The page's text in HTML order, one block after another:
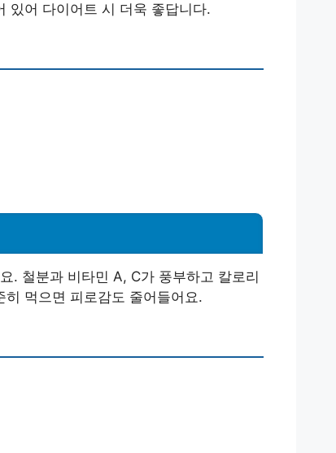
있어 다이어트 시 더욱 좋답니다.
. 철분과 비타민 A, C가 풍부하고 칼로리
먹으면 피로감도 줄어들어요.